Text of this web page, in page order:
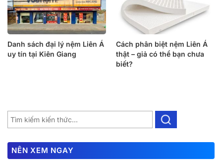
Danh sách đại lý nệm Liên Á
uy tín tại Kiên Giang
Cách phân biệt nệm Liên Á
thật – giả có thể bạn chưa
biết?
NÊN XEM NGAY